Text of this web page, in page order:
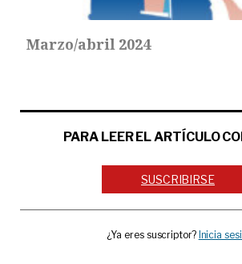
Marzo/abril 2024
PARA LEER EL ARTÍCULO
SUSCRIBIRSE
¿Ya eres suscriptor? Inicia